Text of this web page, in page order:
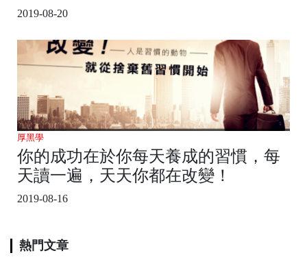
2019-08-20
厚黑學
你的成功在於你每天養成的習慣，每
天讀一遍，天天你都在改變！
2019-08-16
熱門文章